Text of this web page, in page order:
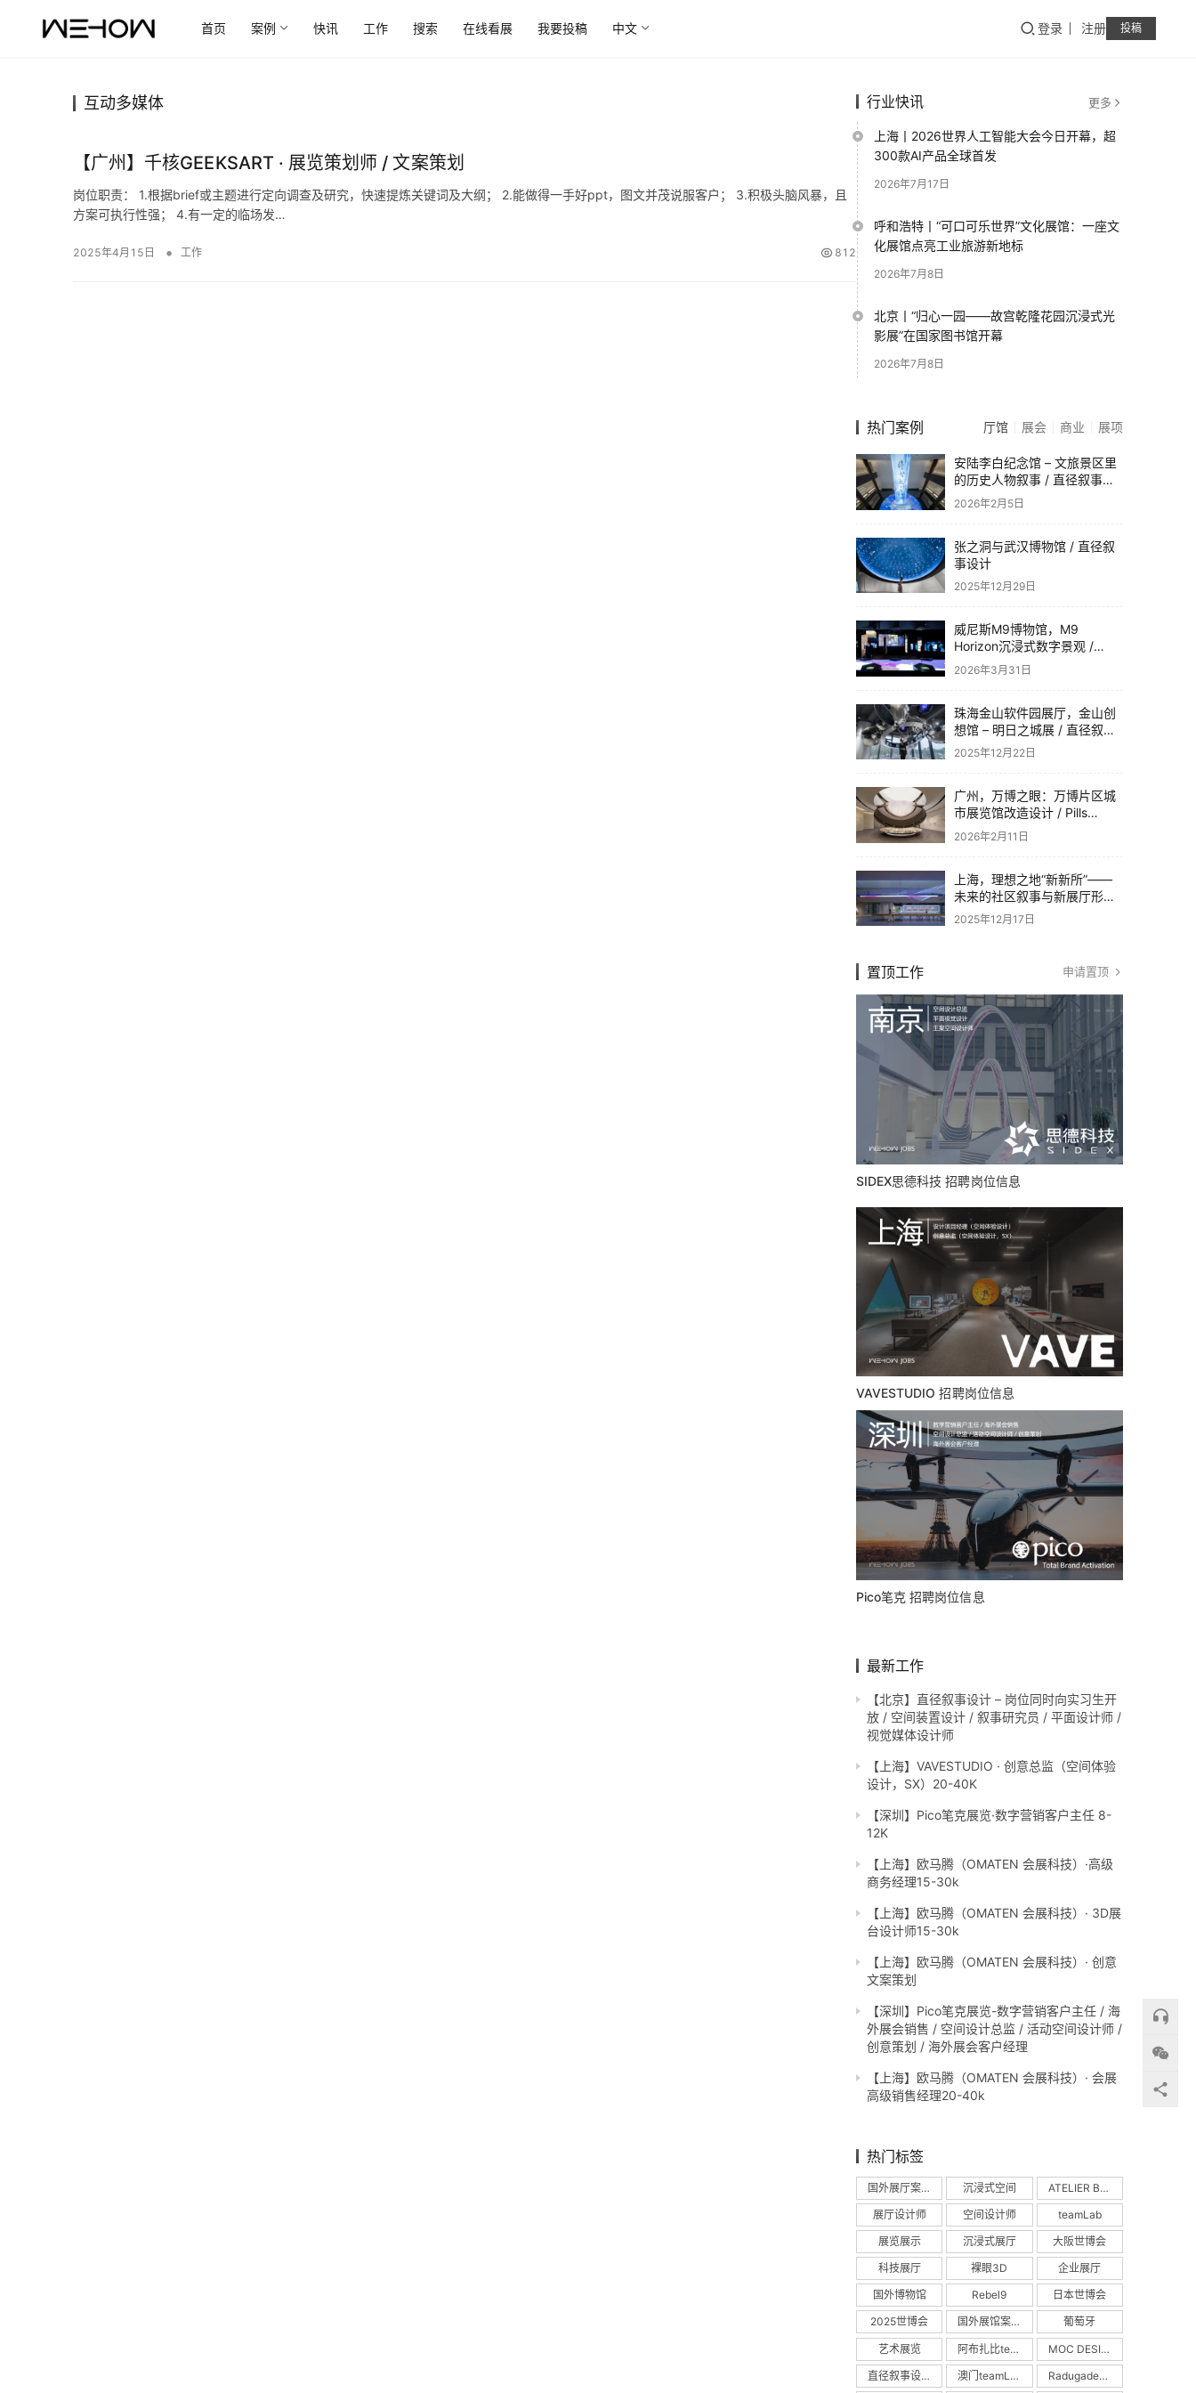
首页 案例 快讯 工作 搜索 在线看展 我要投稿 中文 登录 注册 投稿
互动多媒体
【广州】千核GEEKSART · 展览策划师 / 文案策划
岗位职责： 1.根据brief或主题进行定向调查及研究，快速提炼关键词及大纲； 2.能做得一手好ppt，图文并茂说服客户； 3.积极头脑风暴，且
方案可执行性强； 4.有一定的临场发…
2025年4月15日 • 工作 812
行业快讯 更多
上海丨2026世界人工智能大会今日开幕，超
300款AI产品全球首发
2026年7月17日
呼和浩特丨“可口可乐世界”文化展馆：一座文
化展馆点亮工业旅游新地标
2026年7月8日
北京丨“归心一园——故宫乾隆花园沉浸式光
影展”在国家图书馆开幕
2026年7月8日
热门案例 厅馆 展会 商业 展项
安陆李白纪念馆 – 文旅景区里
的历史人物叙事 / 直径叙事设
计
2026年2月5日
张之洞与武汉博物馆 / 直径叙
事设计
2025年12月29日
威尼斯M9博物馆，M9
Horizon沉浸式数字景观 /
Dotdotdot
2026年3月31日
珠海金山软件园展厅，金山创
想馆 – 明日之城展 / 直径叙事
设计
2025年12月22日
广州，万博之眼：万博片区城
市展览馆改造设计 / Pills
Architects
2026年2月11日
上海，理想之地“新新所”——
未来的社区叙事与新展厅形态
/ 直径叙事设计
2025年12月17日
置顶工作 申请置顶
SIDEX思德科技 招聘岗位信息
VAVESTUDIO 招聘岗位信息
Pico笔克 招聘岗位信息
最新工作
【北京】直径叙事设计 – 岗位同时向实习生开
放 / 空间装置设计 / 叙事研究员 / 平面设计师 /
视觉媒体设计师
【上海】VAVESTUDIO · 创意总监（空间体验
设计，SX）20-40K
【深圳】Pico笔克展览·数字营销客户主任 8-
12K
【上海】欧马腾（OMATEN 会展科技）·高级
商务经理15-30k
【上海】欧马腾（OMATEN 会展科技）· 3D展
台设计师15-30k
【上海】欧马腾（OMATEN 会展科技）· 创意
文案策划
【深圳】Pico笔克展览-数字营销客户主任 / 海
外展会销售 / 空间设计总监 / 活动空间设计师 /
创意策划 / 海外展会客户经理
【上海】欧马腾（OMATEN 会展科技）· 会展
高级销售经理20-40k
热门标签
国外展厅案例 沉浸式空间 ATELIER BRÜCKNER
展厅设计师 空间设计师 teamLab
展览展示 沉浸式展厅 大阪世博会
科技展厅 裸眼3D 企业展厅
国外博物馆 Rebel9 日本世博会
2025世博会 国外展馆案例 葡萄牙
艺术展览 阿布扎比teamLab MOC DESIGN
直径叙事设计 澳门teamLab Radugadesign